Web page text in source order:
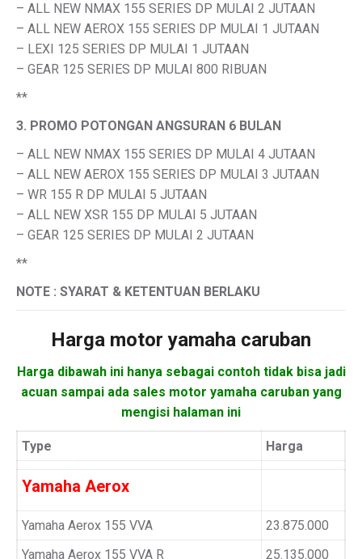
– ALL NEW NMAX 155 SERIES DP MULAI 2 JUTAAN
– ALL NEW AEROX 155 SERIES DP MULAI 1 JUTAAN
– LEXI 125 SERIES DP MULAI 1 JUTAAN
– GEAR 125 SERIES DP MULAI 800 RIBUAN
**
3. PROMO POTONGAN ANGSURAN 6 BULAN
– ALL NEW NMAX 155 SERIES DP MULAI 4 JUTAAN
– ALL NEW AEROX 155 SERIES DP MULAI 3 JUTAAN
– WR 155 R DP MULAI 5 JUTAAN
– ALL NEW XSR 155 DP MULAI 5 JUTAAN
– GEAR 125 SERIES DP MULAI 2 JUTAAN
**
NOTE : SYARAT & KETENTUAN BERLAKU
Harga motoryamaha caruban
Harga dibawah ini hanya sebagai contoh tidak bisa jadi
acuan sampai ada sales motor yamaha caruban yang
mengisi halaman ini
Type Harga
Yamaha Aerox
Yamaha Aerox 155 VVA
23.875.000
Yamaha Aerox 155 VVA R
25.135.000